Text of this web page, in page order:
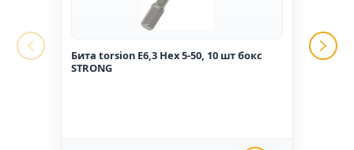
Бита torsion E6,3 Hex 5-50, 10 шт бокс
STRONG